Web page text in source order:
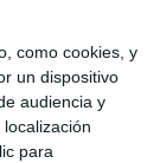
como cookies, y
un dispositivo
audiencia y
para